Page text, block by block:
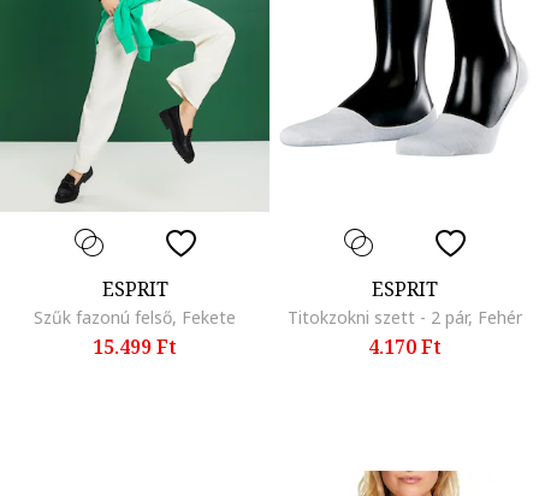
ESPRIT
Szűk fazonú felső, Fekete
15.499 Ft
ESPRIT
Titokzokni szett - 2 pár, Fehér
4.170 Ft